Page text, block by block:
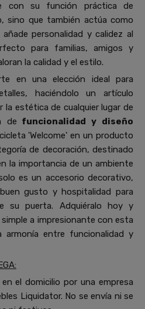
con su función práctica de
sino que también actúa como
personalidad y calidez al
para familias, amigos y
la calidad y el estilo.
en una elección ideal para
haciéndolo un artículo
la estética de cualquier lugar de
de funcionalidad y diseño
'Welcome' en un producto
de decoración, destinado
la importancia de un ambiente
es un accesorio decorativo,
gusto y hospitalidad para
su puerta. Adquiéralo hoy y
a impresionante con esta
armonía entre funcionalidad y
el domicilio por una empresa
Liquidator. No se envía ni se